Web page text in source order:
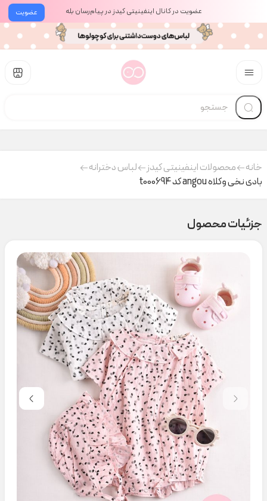
عضویت عضویت در کانال اینفینیتی کیدز در پیام‌رسان بله
خانه محصولات اینفینیتی کیدز
لباس دخترانه
بادی نخی وکلاه angou کد t000694
جزئیات محصول